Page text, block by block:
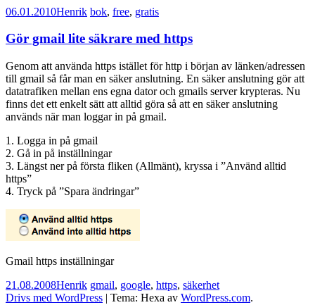
06.01.2010Henrik bok, free, gratis
Gör gmail lite säkrare med https
Genom att använda https istället för http i början av länken/adressen
till gmail så får man en säker anslutning. En säker anslutning gör att
datatrafiken mellan ens egna dator och gmails server krypteras. Nu
finns det ett enkelt sätt att alltid göra så att en säker anslutning
används när man loggar in på gmail.
1. Logga in på gmail
2. Gå in på inställningar
3. Längst ner på första fliken (Allmänt), kryssa i ”Använd alltid
https”
4. Tryck på ”Spara ändringar”
Gmail https inställningar
21.08.2008Henrik gmail, google, https, säkerhet
Drivs med WordPress | Tema: Hexa av WordPress.com.